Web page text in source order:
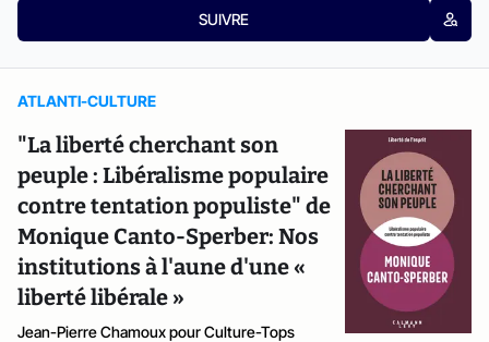
SUIVRE
ATLANTI-CULTURE
"La liberté cherchant son
peuple : Libéralisme populaire
contre tentation populiste" de
Monique Canto-Sperber: Nos
institutions à l'aune d'une «
liberté libérale »
Jean-Pierre Chamoux pour Culture-Tops